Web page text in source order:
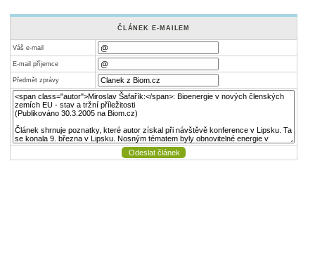
ČLÁNEK E-MAILEM
Váš e-mail
E-mail příjemce
Předmět zprávy